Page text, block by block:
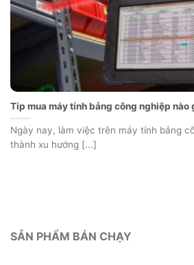
Tip mua máy tính bảng công nghiệp nào
Ngày nay, làm việc trên máy tính bảng
thành xu hướng [...]
SẢN PHẨM BÁN CHẠY